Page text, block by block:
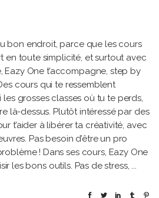
bon endroit, parce que les cours
en toute simplicité, et surtout avec
One t’accompagne, step by
cours qui te ressemblent
les grosses classes où tu te perds,
là-dessus. Plutôt intéressé par des
t’aider à libérer ta créativité, avec
Pas besoin d’être un pro
! Dans ses cours, Eazy One
les bons outils. Pas de stress,